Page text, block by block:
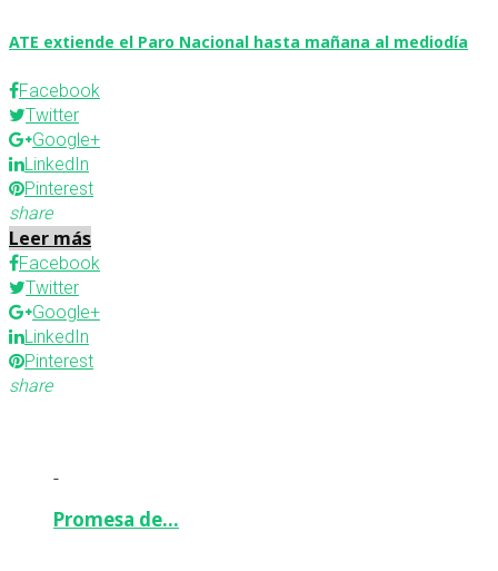
ATE extiende el Paro Nacional hasta mañana al mediodía
Facebook
Twitter
Google+
LinkedIn
Pinterest
share
Leer más
Facebook
Twitter
Google+
LinkedIn
Pinterest
share
-
Promesa de…